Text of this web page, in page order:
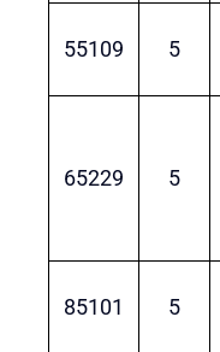
55109 5
65229 5
85101 5